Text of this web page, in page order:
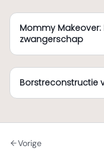
Mommy
zwangerschap
Borstreconstructie
Vorige